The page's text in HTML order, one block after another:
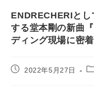
ENDRECHERIと
する堂本剛の新曲
ディング現場に密着
投
2022年5月27日
投